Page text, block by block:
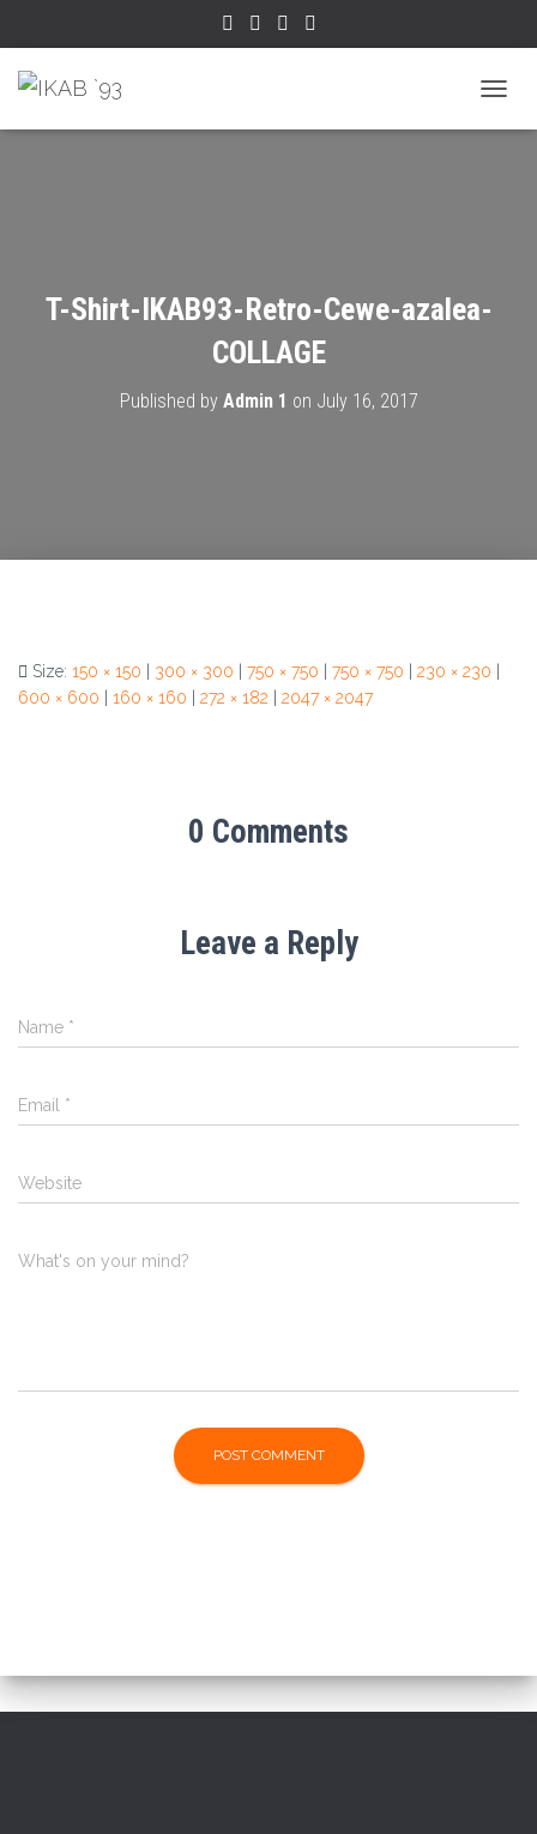
T-Shirt-IKAB93-Retro-Cewe-azalea-
COLLAGE
Published by Admin 1 on July 16, 2017
Size: 150 × 150 300 × 300 750 × 750 750 × 750 230 × 230
600 × 600
160 × 160 272 × 182 2047 × 2047
0 Comments
Leave a Reply
Name *
Email *
Website
What's on your mind?